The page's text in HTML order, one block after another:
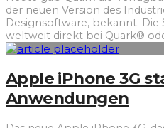
der neuen Version des
Designsoftware, bekannt.
weltweit direkt bei Quark®
Apple iPhone 3G
Anwendungen